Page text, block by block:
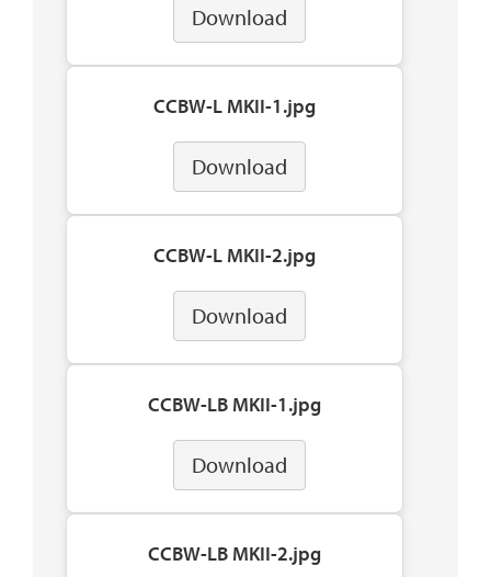
Download
CCBW-L MKII-1.jpg
Download
CCBW-L MKII-2.jpg
Download
CCBW-LB MKII-1.jpg
Download
CCBW-LB MKII-2.jpg